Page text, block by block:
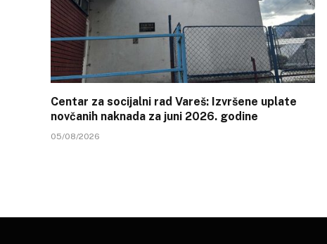
Centar za socijalni rad Vareš: Izvršene uplate
novčanih naknada za juni 2026. godine
05/08/2026